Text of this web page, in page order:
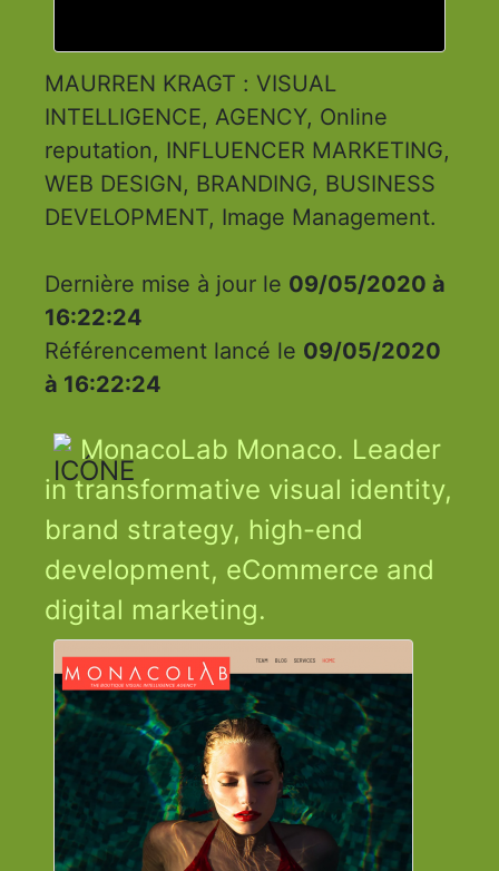
MAURREN KRAGT : VISUAL
INTELLIGENCE, AGENCY, Online
reputation, INFLUENCER MARKETING,
WEB DESIGN, BRANDING, BUSINESS
DEVELOPMENT, Image Management.
Dernière mise à jour le 09/05/2020 à
16:22:24
Référencement lancé le 09/05/2020
à 16:22:24
MonacoLab Monaco. Leader
in transformative visual identity,
brand strategy, high-end
development, eCommerce and
digital marketing.